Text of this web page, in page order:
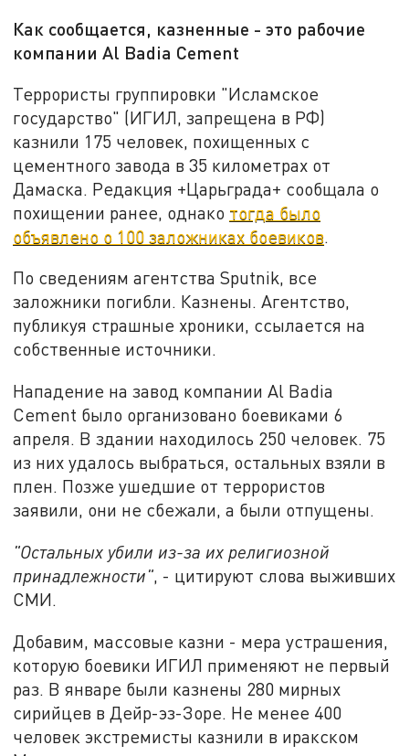
Как сообщается, казненные - это рабочие
компании Al Badia Cement
Террористы группировки "Исламское
государство" (ИГИЛ, запрещена в РФ)
казнили 175 человек, похищенных с
цементного завода в 35 километрах от
Дамаска. Редакция +Царьграда+ сообщала о
похищении ранее, однако тогда было
объявлено о 100 заложниках боевиков.
По сведениям агентства Sputnik, все
заложники погибли. Казнены. Агентство,
публикуя страшные хроники, ссылается на
собственные источники.
Нападение на завод компании Al Badia
Cement было организовано боевиками 6
апреля. В здании находилось 250 человек. 75
из них удалось выбраться, остальных взяли в
плен. Позже ушедшие от террористов
заявили, они не сбежали, а были отпущены.
"Остальных убили из-за их религиозной
принадлежности", - цитируют слова выживших
СМИ.
Добавим, массовые казни - мера устрашения,
которую боевики ИГИЛ применяют не первый
раз. В январе были казнены 280 мирных
сирийцев в Дейр-эз-Зоре. Не менее 400
человек экстремисты казнили в иракском